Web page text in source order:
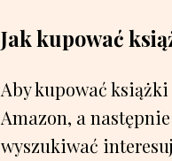
Jak kupować
Aby kupować
Amazon, a
wyszukiwać